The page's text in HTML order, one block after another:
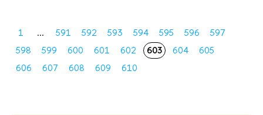
1 ... 591 592 593 594 595 596
597
598
599 600 601 602 603 604
605
606
607 608 609 610